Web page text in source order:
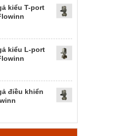
kiểu T-port
kiểu L-port
điều khiển